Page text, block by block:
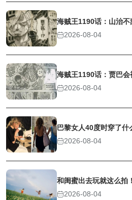
海贼王1190话：山治不
2026-08-04
海贼王1190话：贾巴会
2026-08-04
巴黎女人40度时穿了什
2026-08-04
和闺蜜出去玩就这么拍
2026-08-04